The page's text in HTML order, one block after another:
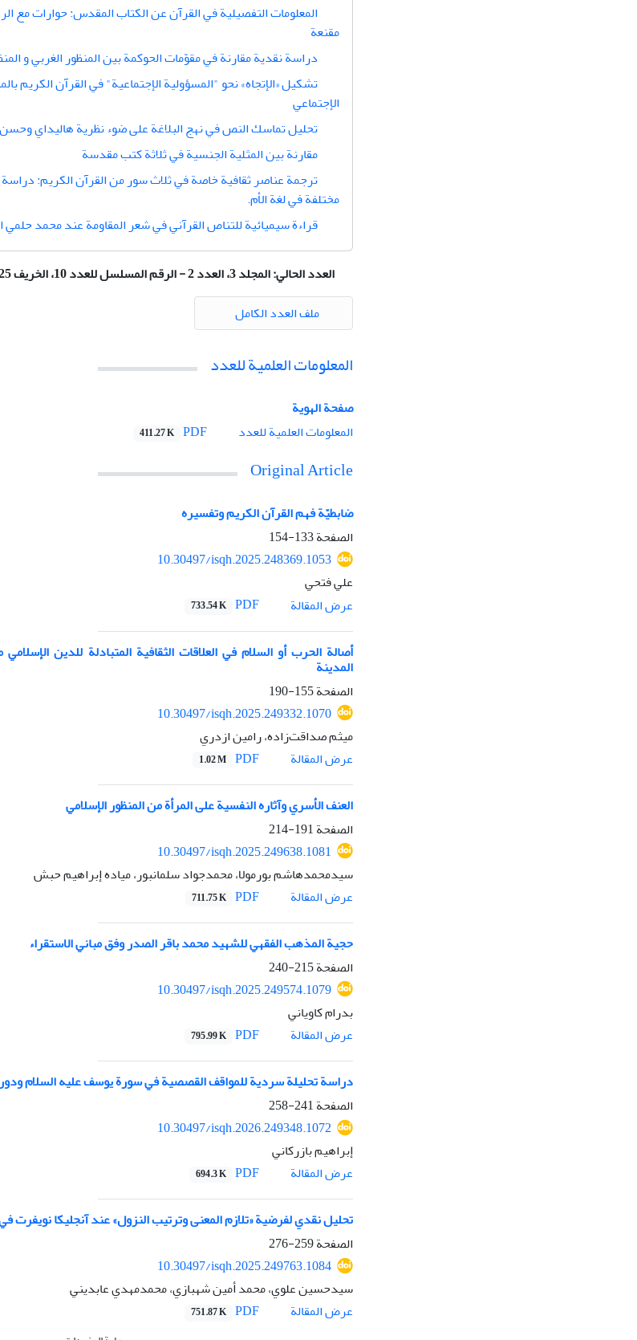
المعلومات التفصيلية في القرآن عن الكتاب المقدس: حوارات مع
مقنعة
دراسة نقدية مقارنة في مقوّمات الحوکمة بین المنظور الغربي و
تشكيل «الإتجاه» نحو "المسؤولية الإجتماعية" في القرآن الكريم
الإجتماعي
تحليل تماسك النص في نهج البلاغة على ضوء نظریة هاليداي
مقارنة بين المثلية الجنسية في ثلاثة كتب مقدسة
ترجمة عناصر ثقافية خاصة في ثلاث سور من القرآن الكريم:
مختلفة في لغة الأم.
قراءة سيميائية للتناص القرآني في شعر المقاومة عند محمد حلمي
العدد الحالي:المجلد 3، العدد 2 - الرقم المسلسل للعدد 10، الخريف 2025
ملف العدد الكامل
المعلومات العلمية للعدد
صفحة الهویة
المعلومات العلمية للعدد
411.27 K
Original Article
ضابطيّة فهم القرآن الكريم وتفسیره
الصفحة133-154
10.30497/isqh.2025.248369.1053
علي فتحي
عرض المقالة
733.54 K
أصالة الحرب أو السلام في العلاقات الثقافية المتبادلة للدين
المدينة
الصفحة155-190
10.30497/isqh.2025.249332.1070
میثم صداقت‌زاده، رامین ازدري
عرض المقالة
1.02 M
العنف الأسري وآثاره النفسية على المرأة من المنظور الإسلامي
الصفحة191-214
10.30497/isqh.2025.249638.1081
سیدمحمدهاشم بورمولا، محمدجواد سلمانبور، میاده إبراهیم حبش
عرض المقالة
711.75 K
حجية المذهب الفقهي للشهيد محمد باقر الصدر وفق مباني الاستقراء
الصفحة215-240
10.30497/isqh.2025.249574.1079
بدرام کاویاني
عرض المقالة
795.99 K
دراسة تحليلة سردية للمواقف القصصية في سورة يوسف عليه السلام
الصفحة241-258
10.30497/isqh.2026.249348.1072
إبراهیم بازرکاني
عرض المقالة
694.3 K
تحليل نقدي لفرضیة «تلازم المعنى وترتیب النزول» عند آنجلیكا نویفرت
الصفحة259-276
10.30497/isqh.2025.249763.1084
سیدحسین علوي، محمد أمين شهبازي، محمدمهدي عابدیني
عرض المقالة
751.87 K